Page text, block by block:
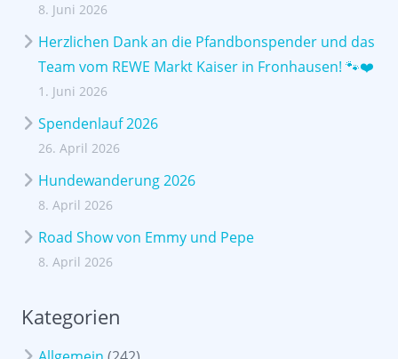
8. Juni 2026
Herzlichen Dank an die Pfandbonspender und das
Team vom REWE Markt Kaiser in Fronhausen! 🐾❤️
1. Juni 2026
Spendenlauf 2026
26. April 2026
Hundewanderung 2026
8. April 2026
Road Show von Emmy und Pepe
8. April 2026
Kategorien